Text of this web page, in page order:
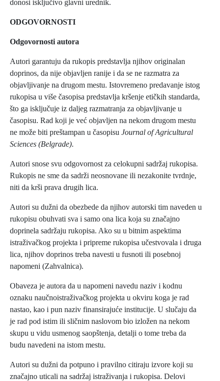
donosi isključivo glavni urednik.
ODGOVORNOSTI
Odgovornosti autora
Autori garantuju da rukopis predstavlja njihov originalan
doprinos, da nije objavljen ranije i da se ne razmatra za
objavljivanje na drugom mestu. Istovremeno predavanje istog
rukopisa u više časopisa predstavlja kršenje etičkih standarda,
što ga isključuje iz daljeg razmatranja za objavljivanje u
časopisu. Rad koji je već objavljen na nekom drugom mestu
ne može biti preštampan u časopisu Journal of Agricultural
Sciences (Belgrade).
Autori snose svu odgovornost za celokupni sadržaj rukopisa.
Rukopis ne sme da sadrži neosnovane ili nezakonite tvrdnje,
niti da krši prava drugih lica.
Autori su dužni da obezbede da njihov autorski tim naveden u
rukopisu obuhvati sva i samo ona lica koja su značajno
doprinela sadržaju rukopisa. Ako su u bitnim aspektima
istraživačkog projekta i pripreme rukopisa učestvovala i druga
lica, njihov doprinos treba navesti u fusnoti ili posebnoj
napomeni (Zahvalnica).
Obaveza je autora da u napomeni navedu naziv i kodnu
oznaku naučnoistraživačkog projekta u okviru koga je rad
nastao, kao i pun naziv finansirajuće institucije. U slučaju da
je rad pod istim ili sličnim naslovom bio izložen na nekom
skupu u vidu usmenog saopštenja, detalji o tome treba da
budu navedeni na istom mestu.
Autori su dužni da potpuno i pravilno citiraju izvore koji su
značajno uticali na sadržaj istraživanja i rukopisa. Delovi